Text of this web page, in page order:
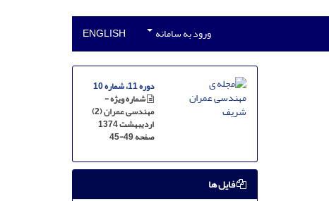
ورود به سامانه ENGLISH
دوره 11، شماره 10
شماره ویژه -
مهندسی عمران (2)
اردیبهشت 1374
صفحه45-49
فایل ها